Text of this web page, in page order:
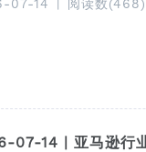
07-14 阅读数(468)
07-14 | 亚马逊行